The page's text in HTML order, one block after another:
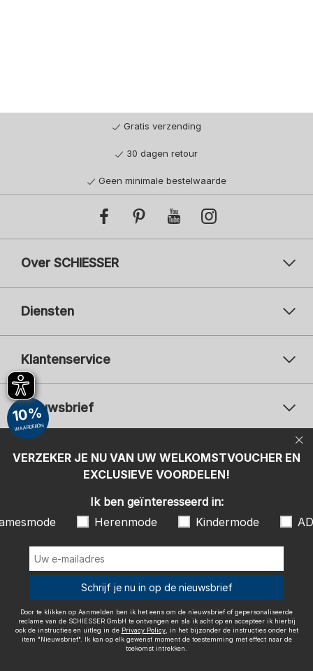
Gratis verzending
30 dagen retour
Geen minimale bestelwaarde
Over SCHIESSER
Diensten
Klantenservice
Nieuwsbrief
Uw
Uw e-mailadres
Aanmelden
Herenmode
ADIDAS
Door te klikken op Aanmelden ben ik het eens om de nieuwsbrief of
gepersonaliseerde reclame van de SCHIESSER GmbH te ontvangen en
sla ik acht op en accepteer ik hierbij ook de instructies en uitleg in de
, in het bijzonder de instructies onder het item
effect naar de toekomst intrekken.
Betaalwijzen
Wij bezorgen met
VERZEKER JE NU VAN UW WELKOMSTVOUCHER EN
EXCLUSIEVE VOORDELEN!
10%
WAARDEBON
Ik ben geïnteresseerd in:
Herenmode Kindermode
Schrijf je nu in op de nieuwsbrief
Door te klikken op Aanmelden ben ik het eens om de nieuwsbrief of gepersonaliseerde
reclame van de SCHIESSER GmbH te ontvangen en sla ik acht op en accepteer ik hierbij
ook de instructies en uitleg in de Privacy Policy, in het bijzonder de instructies onder het
item "Nieuwsbrief". Ik kan op elk gewenst moment de toestemming met effect naar de
toekomst intrekken.